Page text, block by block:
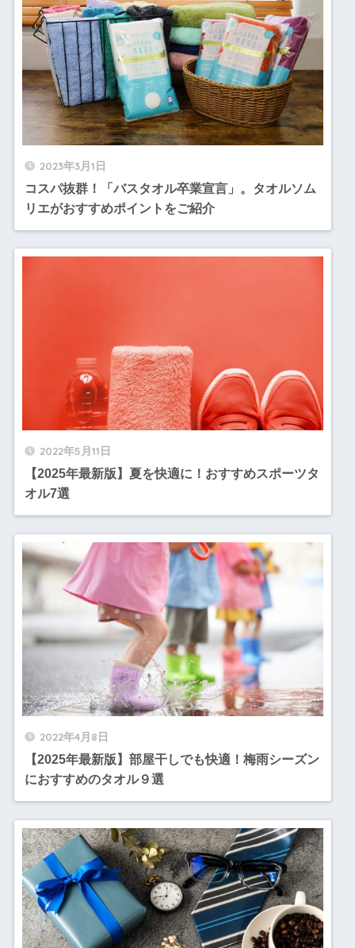
2023年3月1日
コスパ抜群！「バスタオル卒業宣言」。タオルソム
リエがおすすめポイントをご紹介
2022年5月11日
【2025年最新版】夏を快適に！おすすめスポーツタ
オル7選
2022年4月8日
【2025年最新版】部屋干しでも快適！梅雨シーズン
におすすめのタオル９選